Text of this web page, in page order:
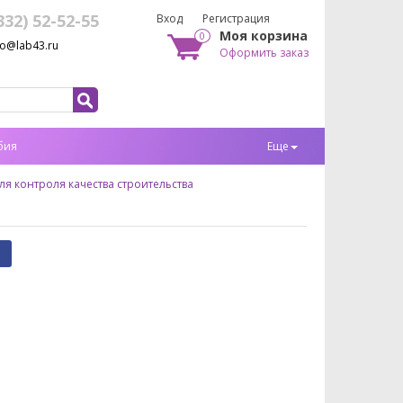
52-52-55 Вход Регистрация
0 Моя корзина
Оформить заказ
Еще
качества строительства